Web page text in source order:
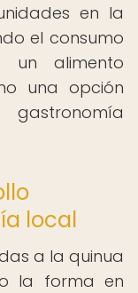
en la
el consumo
alimento
una opción
local
a la quinua
la forma en